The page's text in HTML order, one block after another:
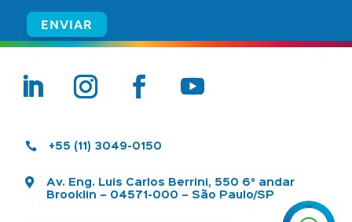
 +55 (11) 3049-0150

Av. Eng. Luis Carlos Berrini, 550 6° andar
Brooklin – 04571-000 – São Paulo/SP